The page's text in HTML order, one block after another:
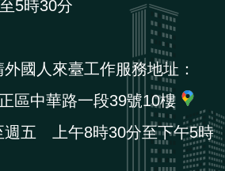
5時30分
國人來臺工作服務地址：
區中華路一段39號10樓
週五 上午8時30分至下午5時